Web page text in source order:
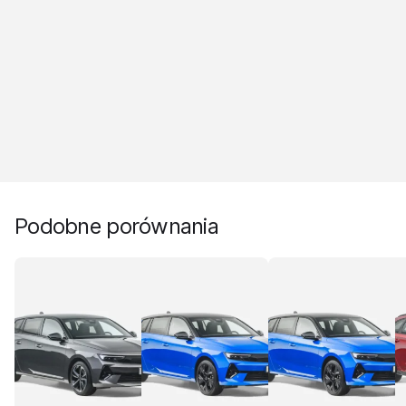
Podobne porównania